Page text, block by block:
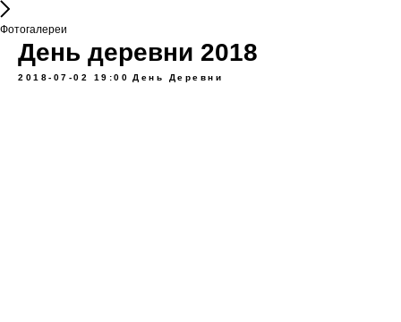
Фотогалереи
День деревни 2018
2018-07-02 19:00 День Деревни